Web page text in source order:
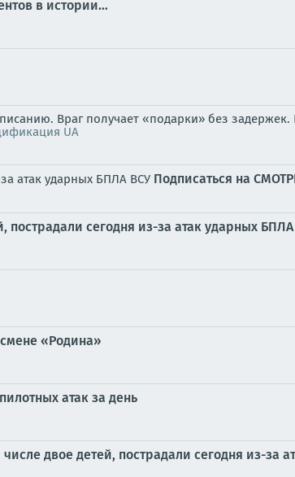
в истории…
Враг получает «подарки» без
UA
атак ударных БПЛА ВСУ Подписаться на
сегодня из-за атак ударных
«Родина»
атак за день
двое детей, пострадали сегодня из-за